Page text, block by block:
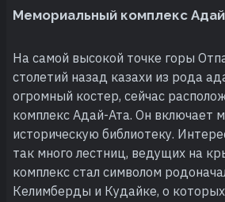
Мемориальный комплекс
На самой высокой точке горы
столетий назад казахи из рода
огромный костер, сейчас
комплекс Адай-Ата. Он включает
историческую библиотеку.
так много лестниц, ведущих на
комплекс стал символом
Келимберды и Кудайке, о